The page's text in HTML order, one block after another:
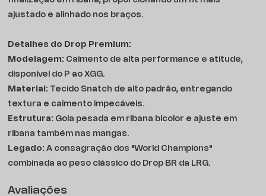
ajustado e alinhado nos braços.
Detalhes do Drop Premium:
Modelagem: Caimento de alta performance e atitude,
disponível do P ao XGG.
Material: Tecido Snatch de alto padrão, entregando
textura e caimento impecáveis.
Estrutura: Gola pesada em ribana bicolor e ajuste em
ribana também nas mangas.
Legado:A consagração dos "World Champions"
combinada ao peso clássico do Drop BR da LRG.
Avaliações